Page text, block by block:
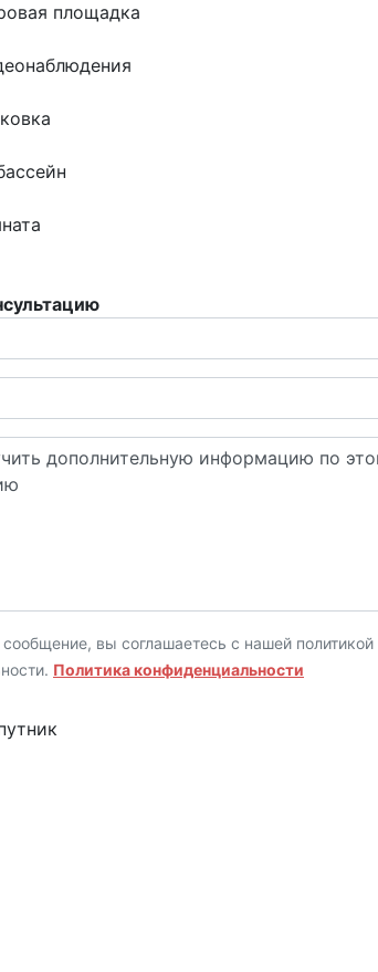
площадка
вы соглашаетесь с нашей политикой
Политика конфиденциальности